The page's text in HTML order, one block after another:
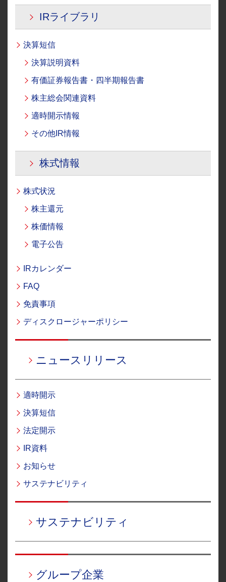
IRライブラリ
決算短信
決算説明資料
有価証券報告書・四半期報告書
株主総会関連資料
適時開示情報
その他IR情報
株式情報
株式状況
株主還元
株価情報
電子公告
IRカレンダー
FAQ
免責事項
ディスクロージャーポリシー
ニュースリリース
適時開示
決算短信
法定開示
IR資料
お知らせ
サステナビリティ
サステナビリティ
グループ企業